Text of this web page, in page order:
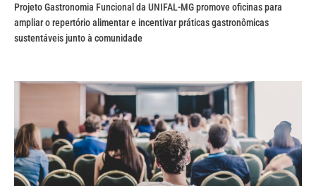
Projeto Gastronomia Funcional da UNIFAL-MG promove oficinas para
ampliar o repertório alimentar e incentivar práticas gastronômicas
sustentáveis junto à comunidade